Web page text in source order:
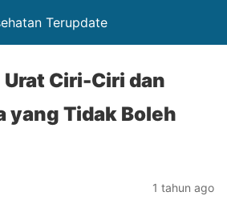
Terupdate
Urat Ciri-Ciri dan
yang Tidak Boleh
1 tahun ago